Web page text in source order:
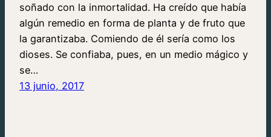
soñado con la inmortalidad. Ha creído que había
algún remedio en forma de planta y de fruto que
la garantizaba. Comiendo de él sería como los
dioses. Se confiaba, pues, en un medio mágico y
se…
13 junio, 2017